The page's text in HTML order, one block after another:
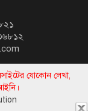
যোকোন লেখা,